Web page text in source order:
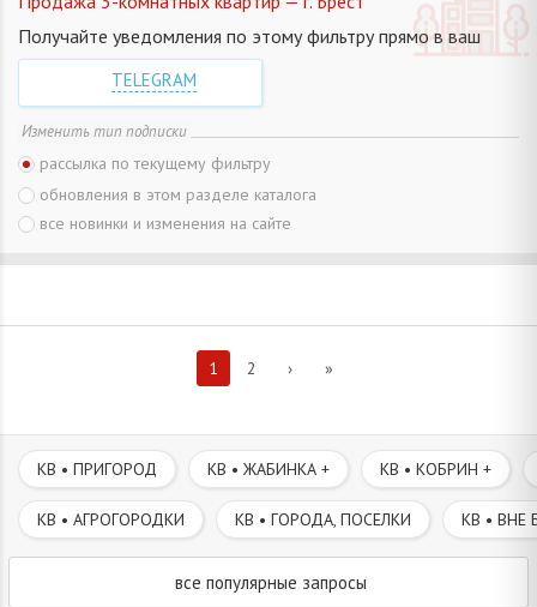
Получайте уведомления по этому фильтру прямо в ваш
TELEGRAM
Изменить тип подписки
рассылка по текущему фильтру
обновления в этом разделе каталога
все новинки и изменения на сайте
1 2 › »
КВ • ПРИГОРОД КВ • ЖАБИНКА + КВ • КОБРИН +
КВ • АГРОГОРОДКИ КВ • ГОРОДА, ПОСЕЛКИ КВ • ВНЕ
все популярные запросы